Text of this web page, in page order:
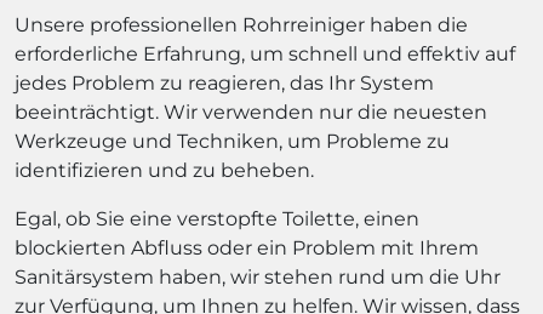
Unsere professionellen Rohrreiniger haben die
erforderliche Erfahrung, um schnell und effektiv auf
jedes Problem zu reagieren, das Ihr System
beeinträchtigt. Wir verwenden nur die neuesten
Werkzeuge und Techniken, um Probleme zu
identifizieren und zu beheben.
Egal, ob Sie eine verstopfte Toilette, einen
blockierten Abfluss oder ein Problem mit Ihrem
Sanitärsystem haben, wir stehen rund um die Uhr
zur Verfügung, um Ihnen zu helfen. Wir wissen, dass